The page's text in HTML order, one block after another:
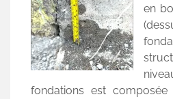
en
fondations est composée